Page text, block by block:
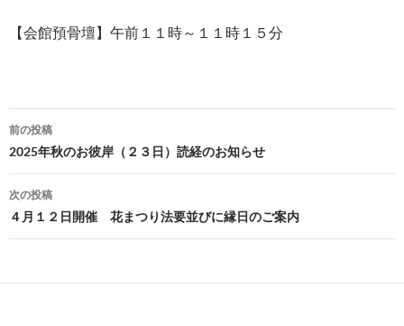
【会館預骨壇】午前１１時～１１時１５分
投
稿
ナ
ビ
ゲ
ー
前の投稿
2025年秋のお彼岸（２３日）読経のお知らせ
次の投稿
４月１２日開催 花まつり法要並びに縁日のご案内